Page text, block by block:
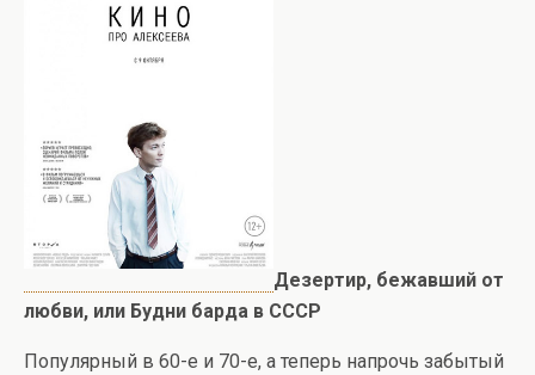
Дезертир, бежавший от
любви, или Будни барда в СССР
Популярный в 60-е и 70-е, а теперь напрочь забытый